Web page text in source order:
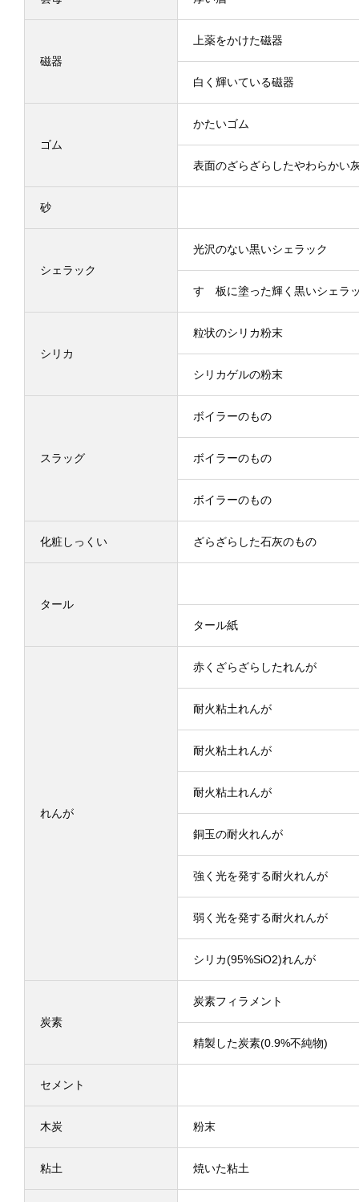
磁器
上薬をかけた磁器
白く輝いている磁器
ゴム
かたいゴム
表面のざらざらしたやわらかい
砂
シェラック
光沢のない黒いシェラック
すゞ板に塗った輝く黒いシェラ
シリカ
粒状のシリカ粉末
シリカゲルの粉末
スラッグ
ボイラーのもの
ボイラーのもの
ボイラーのもの
化粧しっくい ざらざらした石灰のもの
タール
タール紙
れんが
赤くざらざらしたれんが
耐火粘土れんが
耐火粘土れんが
耐火粘土れんが
銅玉の耐火れんが
強く光を発する耐火れんが
弱く光を発する耐火れんが
シリカ(95%SiO2)れんが
炭素
炭素フィラメント
精製した炭素(0.9%不純物)
セメント
木炭 粉末
粘土 焼いた粘土